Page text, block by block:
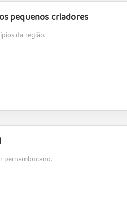
pequenos criadores
da região.
pernambucano.